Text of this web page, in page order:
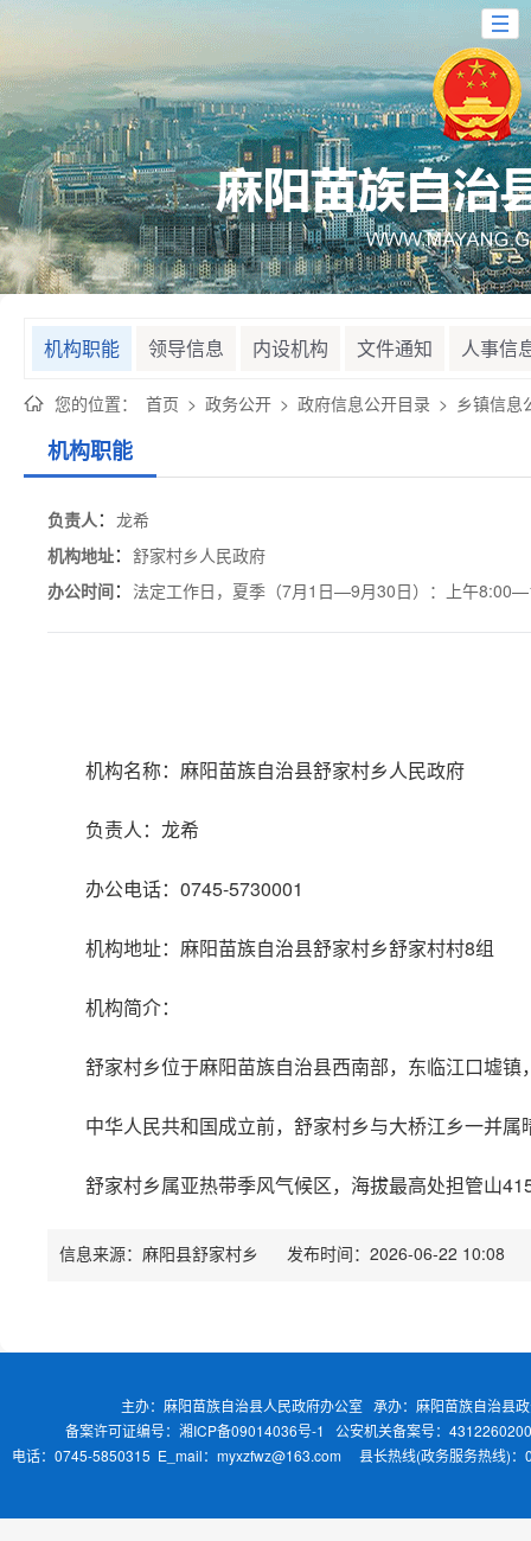
机构职能 领导信息 内设机构 文件通知 人事信
您的位置： 首页 > 政务公开 > 政府信息公开目录 > 乡镇信息
机构职能
负责人： 龙希
机构地址： 舒家村乡人民政府
办公时间： 法定工作日，夏季（7月1日—9月30日）：上午
机构名称：麻阳苗族自治县舒家村乡人民政府
负责人：龙希
办公电话：0745-5730001
机构地址：麻阳苗族自治县舒家村乡舒家村村8组
机构简介：
舒家村乡位于麻阳苗族自治县西南部，东临江口墟
中华人民共和国成立前，舒家村乡与大桥江乡一并
舒家村乡属亚热带季风气候区，海拔最高处担管山
信息来源：麻阳县舒家村乡 发布时间：2026-06-22 10:08
主办：麻阳苗族自治县人民政府办公室 承办：麻阳苗族自治县
备案许可证编号：湘ICP备09014036号-1
公安机关备案号：
电话：0745-5850315 E_mail：myxzfwz@163.com 县长热线(政务服务热线)